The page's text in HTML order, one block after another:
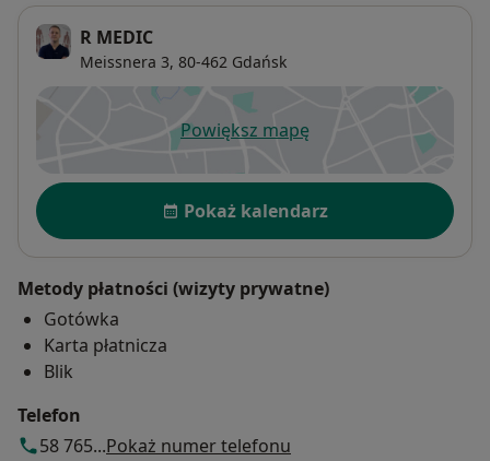
R MEDIC
Meissnera 3, 80-462 Gdańsk
Powiększ mapęotwiera się w nowej karcie
Dostępność
Pokaż kalendarz
Metody płatności (wizyty prywatne)
Gotówka
Karta płatnicza
Blik
Telefon
58 765...Pokaż numer telefonu